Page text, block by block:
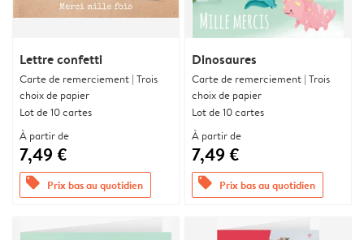
Lettre confetti
Carte de remerciement | Trois
choix de papier
Lot de 10 cartes
À partir de
7,49 €
offers Prix bas au quotidien
Dinosaures
Carte de remerciement | Trois
choix de papier
Lot de 10 cartes
À partir de
7,49 €
offers Prix bas au quotidien